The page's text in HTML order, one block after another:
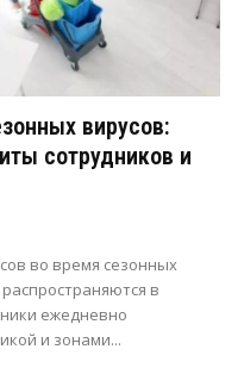
вирусов:
сотрудников и
во время сезонных
в
ежедневно
и зонами...